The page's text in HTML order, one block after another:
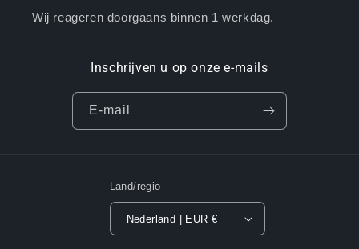
Wij reageren doorgaans binnen 1 werkdag.
Inschrijven u op onze e-mails
E‑mail
Land/regio
Nederland | EUR €